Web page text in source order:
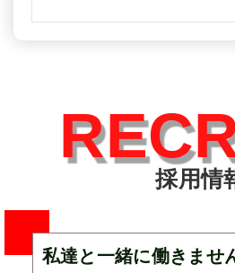
採用情
私達と一緒に働きませ